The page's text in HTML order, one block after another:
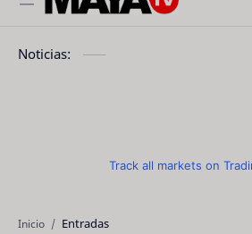
Noticias:
Track all markets on
Inicio Entradas